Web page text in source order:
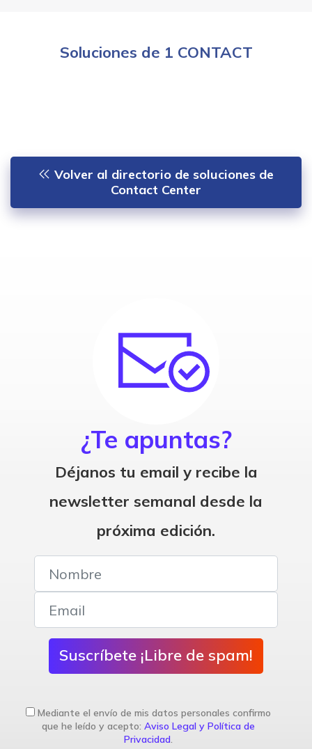
Soluciones de 1 CONTACT
Volver al directorio de soluciones de
Contact Center
¿Te apuntas?
Déjanos tu email y recibe la
newsletter semanal desde la
próxima edición.
Suscríbete ¡Libre de spam!
Mediante el envío de mis datos personales confirmo
que he leído y acepto: Aviso Legal y Política de
Privacidad.